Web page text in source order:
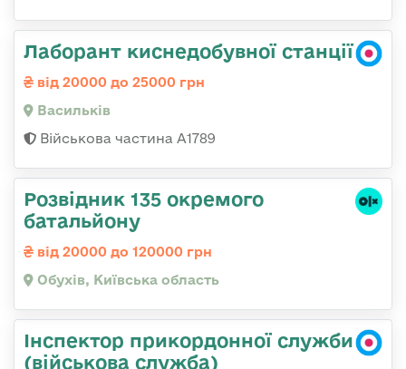
Лаборант киснедобувної станції
від 20000 до 25000 грн
Васильків
Військова частина А1789
Розвідник 135 окремого
батальйону
від 20000 до 120000 грн
Обухів, Київська область
Інспектор прикордонної служби
(військова служба)